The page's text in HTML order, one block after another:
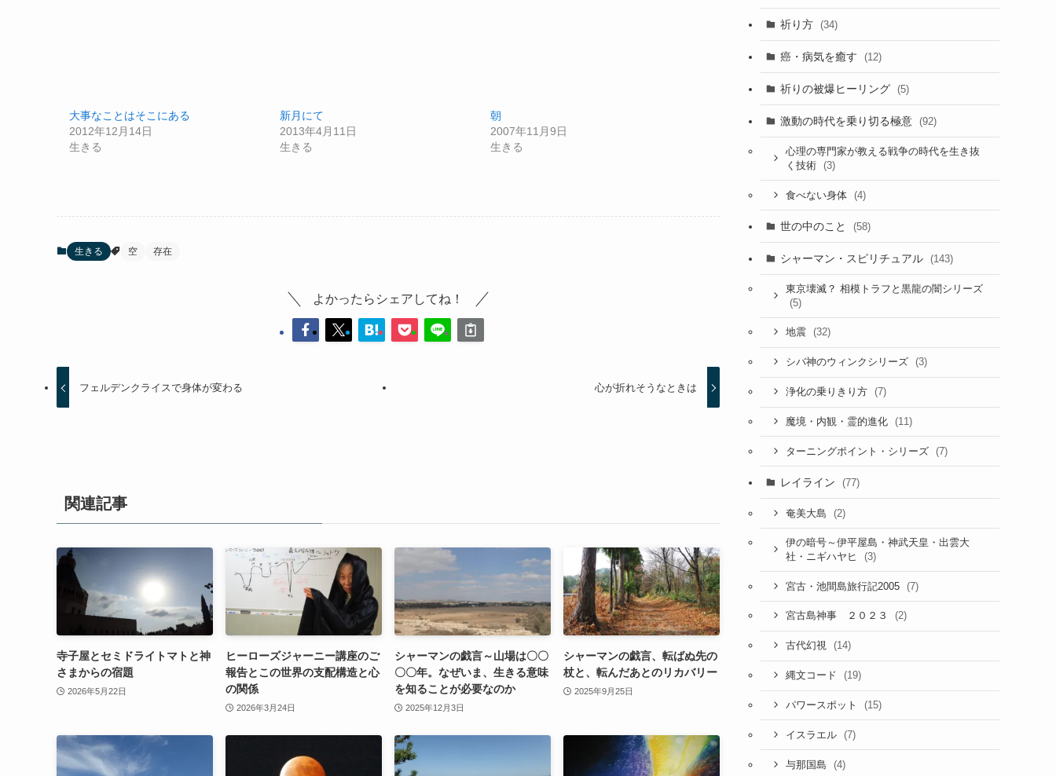
大事なことはそこにある
2012年12月14日
生きる
新月にて
2013年4月11日
生きる
朝
2007年11月9日
生きる
生きる 空 存在
よかったらシェアしてね！
フェルデンクライスで身体が変わる 心が折れそうなときは
関連記事
寺子屋とセミドライトマトと神
さまからの宿題
2026年5月22日
ヒーローズジャーニー講座のご
報告とこの世界の支配構造と心
の関係
2026年3月24日
シャーマンの戯言～山場は〇〇
〇〇年。なぜいま、生きる意味
を知ることが必要なのか
2025年12月3日
シャーマンの戯言、転ばぬ先の
杖と、転んだあとのリカバリー
2025年9月25日
祈り方 (34)
癌・病気を癒す (12)
祈りの被爆ヒーリング (5)
激動の時代を乗り切る極意 (92)
心理の専門家が教える戦争の時代を生き抜
く技術
(3)
食べない身体 (4)
世の中のこと (58)
シャーマン・スピリチュアル (143)
東京壊滅？ 相模トラフと黒龍の闇シリーズ
(5)
地震 (32)
シバ神のウィンクシリーズ (3)
浄化の乗りきり方 (7)
魔境・内観・霊的進化 (11)
ターニングポイント・シリーズ (7)
レイライン (77)
奄美大島 (2)
伊の暗号～伊平屋島・神武天皇・出雲大
社・ニギハヤヒ
(3)
宮古・池間島旅行記2005 (7)
宮古島神事 ２０２３ (2)
古代幻視 (14)
縄文コード (19)
パワースポット (15)
イスラエル (7)
与那国島 (4)